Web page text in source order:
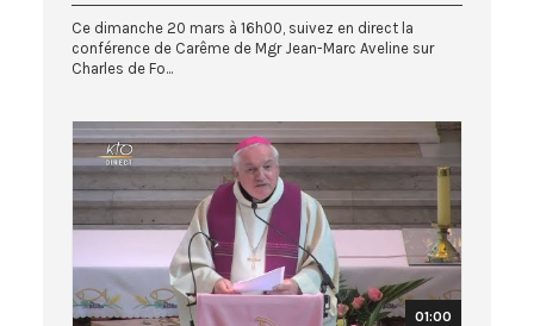
Ce dimanche 20 mars à 16h00, suivez en direct la
conférence de Carême de Mgr Jean-Marc Aveline sur
Charles de Fo...
01:00